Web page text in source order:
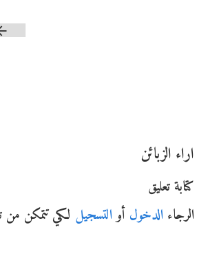
اراء الزبائن
كتابة تعليق
الرجاء الدخول أوالتسجيل لكي تتمكن من